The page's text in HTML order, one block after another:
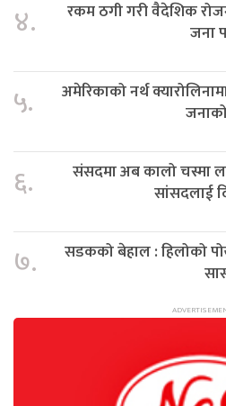
४.
रकम ठगी गरी वैदेशिक
जना
५.
अमेरिकाको नर्थ
६.
संसदमा अब कालो चस्मा
सांसदलाई
७.
सडकको बेहाल : हिलोको